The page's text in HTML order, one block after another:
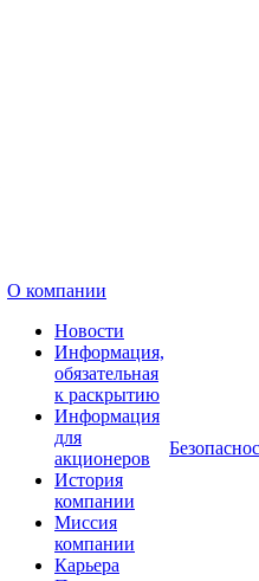
О компании
Новости
Информация,
обязательная
к раскрытию
Информация
для
акционеров
История
компании
Миссия
компании
Карьера